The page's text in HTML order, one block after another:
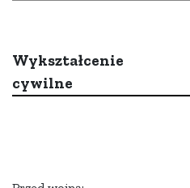
Wykształcenie
cywilne